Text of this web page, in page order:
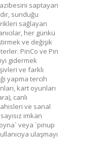
saptayan
sunduğu
sağlayan
her günkü
ve değişik
PinCo ve Pin
gidermek
ve farklı
yapma tercih
kart oyunları
canlı
ve sanal
imkan
veya `pinup
ulaşmayı